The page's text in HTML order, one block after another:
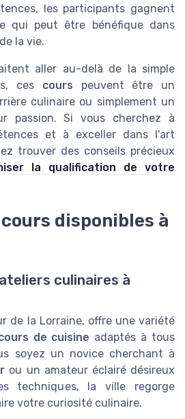
les participants gagnent
qui peut être bénéfique dans
la vie.
aller au-delà de la simple
ces cours peuvent être un
culinaire ou simplement un
passion. Si vous cherchez à
et à exceller dans l'art
trouver des conseils précieux
la qualification de votre
disponibles à
culinaires à
de la Lorraine, offre une variété
de cuisine adaptés à tous
soyez un novice cherchant à
ou un amateur éclairé désireux
techniques, la ville regorge
votre curiosité culinaire.